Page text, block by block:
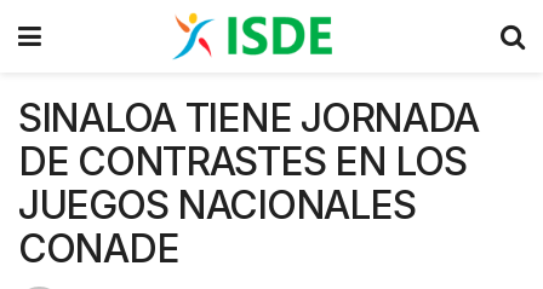
SINALOA TIENE JORNADA
DE CONTRASTES EN LOS
JUEGOS NACIONALES
CONADE